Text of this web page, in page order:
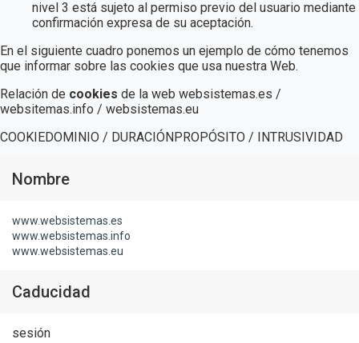
nivel 3 está sujeto al permiso previo del usuario mediante
confirmación expresa de su aceptación.
En el siguiente cuadro ponemos un ejemplo de cómo tenemos
que informar sobre las cookies que usa nuestra Web.
Relación de cookies de la web websistemas.es /
websitemas.info / websistemas.eu
COOKIEDOMINIO / DURACIÓNPROPÓSITO / INTRUSIVIDAD
Nombre
www.websistemas.es
www.websistemas.info
www.websistemas.eu
Caducidad
sesión